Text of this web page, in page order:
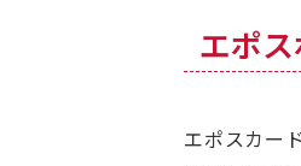
エポ
エポスカー